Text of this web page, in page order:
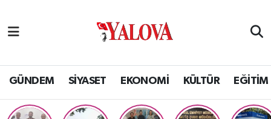
GÜNDEM SİYASET EKONOMİ KÜLTÜR EĞİTİM
SİYASET
EKONOMİ
Yalova Nöbetçi Eczaneler
Yalova Hava Durumu
Yalova Namaz Vakitleri